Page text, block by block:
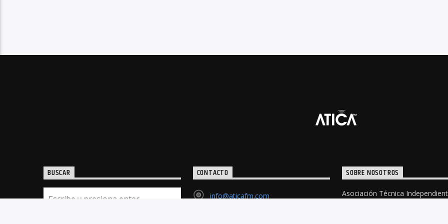
BUSCAR CONTACTO
info@aticafm.com
SOBRE NOSOTROS
Asociación Técnica